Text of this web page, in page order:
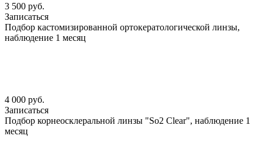
3 500 руб.
Записаться
Подбор кастомизированной ортокератологической линзы,
наблюдение 1 месяц
4 000 руб.
Записаться
Подбор корнеосклеральной линзы "So2 Clear", наблюдение 1
месяц